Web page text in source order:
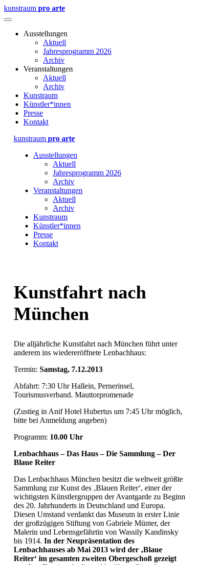
kunstraum pro arte
Ausstellungen
Aktuell
Jahresprogramm 2026
Archiv
Veranstaltungen
Aktuell
Archiv
Kunstraum
Künstler*innen
Presse
Kontakt
kunstraum pro arte
Ausstellungen
Aktuell
Jahresprogramm 2026
Archiv
Veranstaltungen
Aktuell
Archiv
Kunstraum
Künstler*innen
Presse
Kontakt
Kunstfahrt nach
München
Die alljährliche Kunstfahrt nach München führt unter
anderem ins wiedereröffnete Lenbachhaus:
Termin: Samstag, 7.12.2013
Abfahrt: 7:30 Uhr Hallein, Pernerinsel,
Tourismusverband. Mauttorpromenade
(Zustieg in Anif Hotel Hubertus um 7:45 Uhr möglich,
bitte bei Anmeldung angeben)
Programm: 10.00 Uhr
Lenbachhaus – Das Haus – Die Sammlung – Der
Blaue Reiter
Das Lenbachhaus München besitzt die weltweit größte
Sammlung zur Kunst des ‚Blauen Reiter‘, einer der
wichtigsten Künstlergruppen der Avantgarde zu Beginn
des 20. Jahrhunderts in Deutschland und Europa.
Diesen Umstand verdankt das Museum in erster Linie
der großzügigen Stiftung von Gabriele Münter, der
Malerin und Lebensgefährtin von Wassily Kandinsky
bis 1914. In der Neupräsentation des
Lenbachhauses ab Mai 2013 wird der ‚Blaue
Reiter‘ im gesamten zweiten Obergeschoß gezeigt